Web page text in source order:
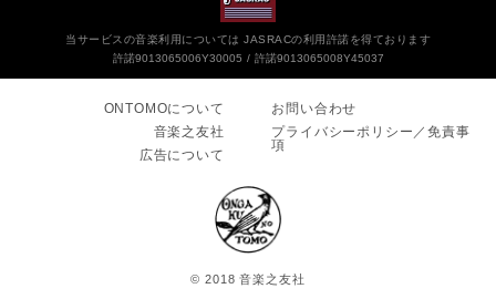
当サービスの音楽利用については JASRACの利用許諾を得ております
許諾9013065006Y30005
許諾9013065008Y45037
ONTOMOについて
音楽之友社
広告について
お問い合わせ
プライバシーポリシー／免責事
項
© 2018 音楽之友社